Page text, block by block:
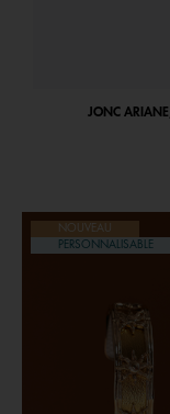
JONC
NOUVEAU
PERSONNALISABLE